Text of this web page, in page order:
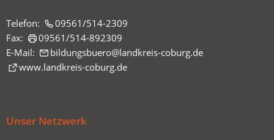
Telefon:
09561/514-2309
Fax:
09561/514-892309
E-Mail:
bildungsbuero landkreis-coburg de
www.landkreis-coburg.de
(Öffnet
Tab)
Unser Netzwerk